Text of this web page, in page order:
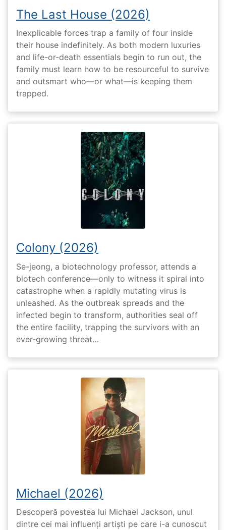
The Last House (2026)
Inexplicable forces trap a family of four inside
their house indefinitely. As both modern luxuries
and life-or-death essentials begin to run out, the
family must learn how to be resourceful to survive
and outsmart who—or what—is keeping them
trapped.
Colony (2026)
Se-jeong, a biotechnology professor, attends a
biotech conference—only to witness it spiral into
catastrophe when a rapidly mutating virus is
unleashed. As the outbreak spreads and the
infected begin to transform, authorities seal off
the entire facility, trapping the survivors with an
ever-growing threat…
Michael (2026)
Descoperă povestea lui Michael Jackson, unul
dintre cei mai influenți artiști pe care i-a cunoscut